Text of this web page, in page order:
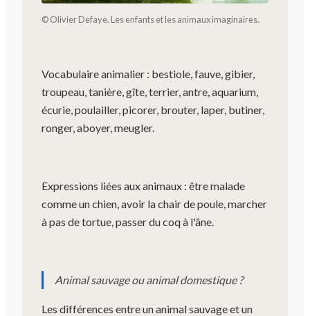
© Olivier Defaye. Les enfants et les animaux imaginaires.
Vocabulaire animalier : bestiole, fauve, gibier,
troupeau, tanière, gîte, terrier, antre, aquarium,
écurie, poulailler, picorer, brouter, laper, butiner,
ronger, aboyer, meugler.
Expressions liées aux animaux : être malade
comme un chien, avoir la chair de poule, marcher
à pas de tortue, passer du coq à l'âne.
Animal sauvage ou animal domestique ?
Les différences entre un animal sauvage et un